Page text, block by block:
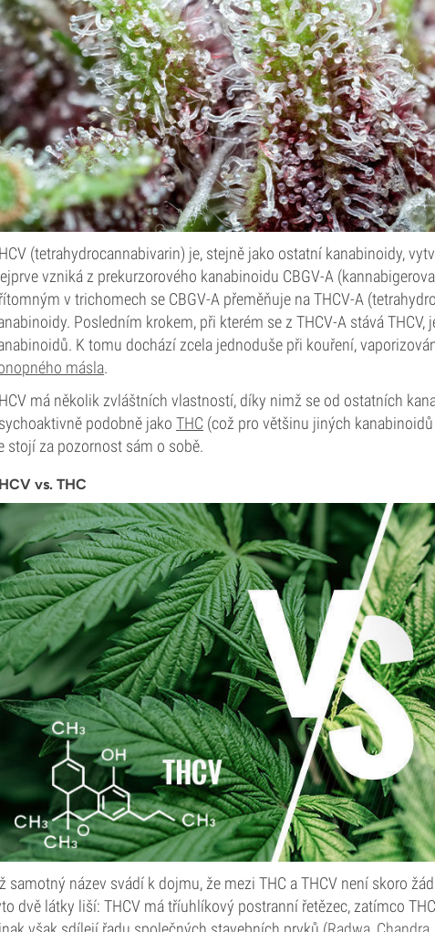
(tetrahydrocannabivarin) je, stejně jako ostatní kanabinoidy,
vzniká z prekurzorového kanabinoidu CBGV-A
v trichomech se CBGV-A přeměňuje na THCV-A
Posledním krokem, při kterém se z THCV-A stává THCV,
K tomu dochází zcela jednoduše při kouření,
másla.
má několik zvláštních vlastností, díky nimž se od ostatních
podobně jakoTHC (což pro většinu jiných
stojí za pozornost sám o sobě.
vs. THC
samotný název svádí k dojmu, že mezi THC a THCV není skoro
dvě látky liší: THCV má tříuhlíkový postranní řetězec, zatímco